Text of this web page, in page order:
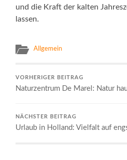
und die Kraft der kalten
lassen.
Allgemein
VORHERIGER BEITRAG
Naturzentrum De Marel: Natur
NÄCHSTER BEITRAG
Urlaub in Holland: Vielfalt auf